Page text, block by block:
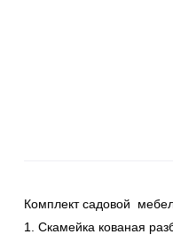
Комплект садовой
1. Скамейка кованая